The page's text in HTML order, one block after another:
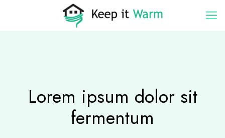
Lorem ipsum dolor sit
fermentum